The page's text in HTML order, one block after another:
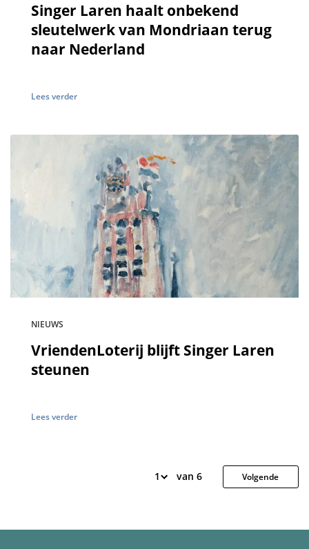
Singer Laren haalt onbekend
sleutelwerk van Mondriaan terug
naar Nederland
Lees verder
NIEUWS
VriendenLoterij blijft Singer Laren
steunen
Lees verder
van 6 Volgende